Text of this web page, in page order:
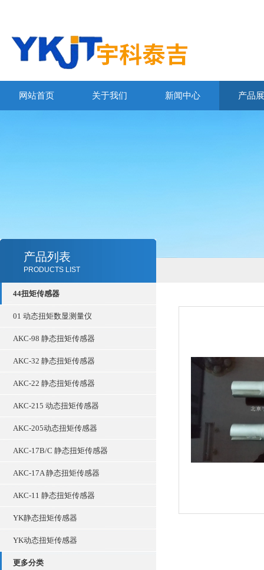
网站首页 关于我们 新闻中心 产品
产品列表
PRODUCTS LIST
44扭矩传感器
01 动态扭矩数显测量仪
AKC-98 静态扭矩传感器
AKC-32 静态扭矩传感器
AKC-22 静态扭矩传感器
AKC-215 动态扭矩传感器
AKC-205动态扭矩传感器
AKC-17B/C 静态扭矩传感器
AKC-17A 静态扭矩传感器
AKC-11 静态扭矩传感器
YK静态扭矩传感器
YK动态扭矩传感器
更多分类